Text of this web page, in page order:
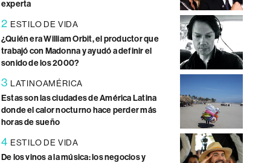
experta
2 ESTILO DE VIDA
¿Quién era William Orbit, el productor que
trabajó con Madonna y ayudó a definir el
sonido de los 2000?
3 LATINOAMÉRICA
Estas son las ciudades de América Latina
donde el calor nocturno hace perder más
horas de sueño
4 ESTILO DE VIDA
De los vinos a la música: los negocios y